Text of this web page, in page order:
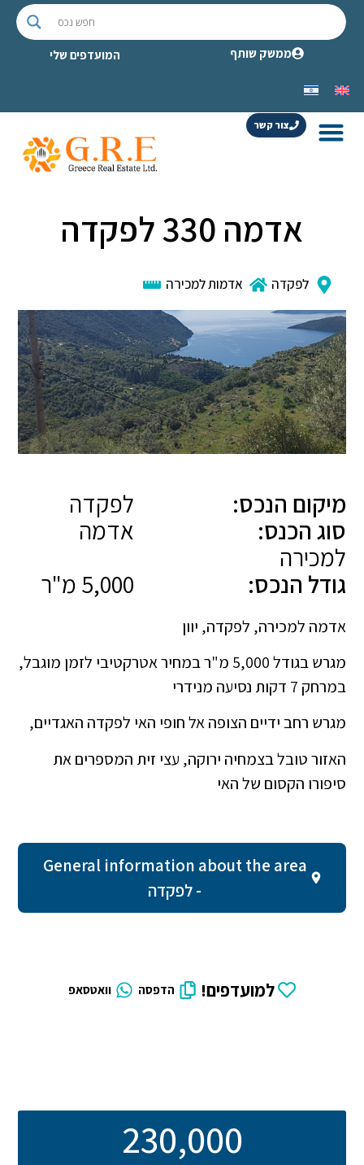
ממשק שותף המועדפים שלי
צור קשר
אדמה 330 לפקדה
לפקדה אדמות למכירה
מיקום הנכס:
לפקדה
סוג הכנס:
אדמה
למכירה
גודל הנכס:
אדמה למכירה, לפקדה, יוון
מגרש בגודל 5,000 מ"ר במחיר אטרקטיבי לזמן מוגבל,
במרחק 7 דקות נסיעה מנידרי
מגרש רחב ידיים הצופה אל חופי האי לפקדה האגדיים,
האזור טובל בצמחיה ירוקה, עצי זית המספרים את
סיפורו הקסום של האי
General information about the area
- לפקדה
למועדפים! הדפסה וואטסאפ
230,000